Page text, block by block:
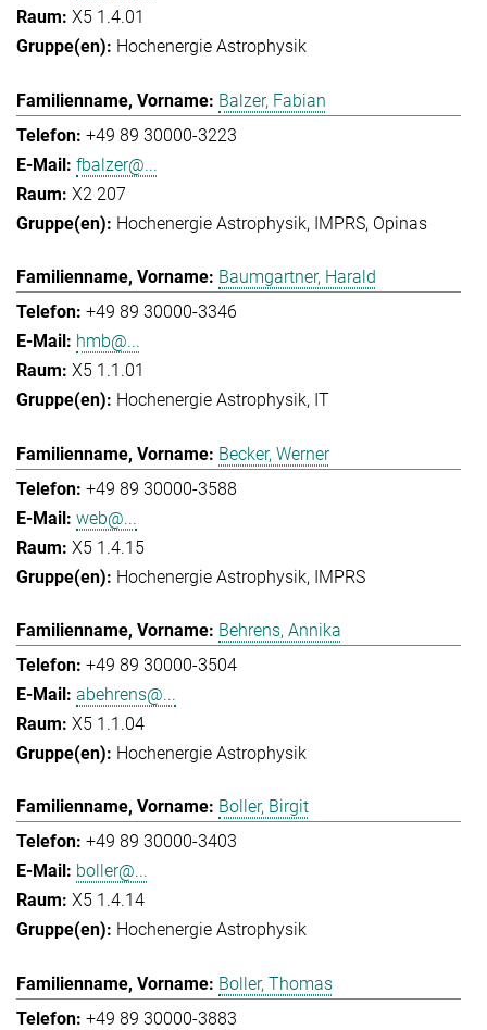
X5 1.4.01
Hochenergie Astrophysik
Balzer, Fabian
+49 89 30000-3223
fbalzer@...
X2 207
Hochenergie Astrophysik IMPRS Opinas
Baumgartner, Harald
+49 89 30000-3346
hmb@...
X5 1.1.01
Hochenergie Astrophysik IT
Becker, Werner
+49 89 30000-3588
web@...
X5 1.4.15
Hochenergie Astrophysik IMPRS
Behrens, Annika
+49 89 30000-3504
abehrens@...
X5 1.1.04
Hochenergie Astrophysik
Boller, Birgit
+49 89 30000-3403
boller@...
X5 1.4.14
Hochenergie Astrophysik
Boller, Thomas
+49 89 30000-3883